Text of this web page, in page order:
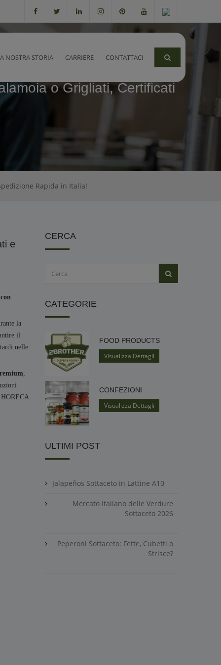
NOSTRA STORIA CARRIERE CONTATTACI
o Grigliati, Certificati
Rapida in Italia!
e
la
il
nelle
,
CERCA
CATEGORIE
FOOD PRODUCTS
Visualizza Dettagli
CONFEZIONI
Visualizza Dettagli
ULTIMI POST
Jalapeños Sottaceto in Lattine A10
Mercato Italiano delle Verdure
Sottaceto 2026
Peperoni Sottaceto: Fette, Cubetti o
Strisce?